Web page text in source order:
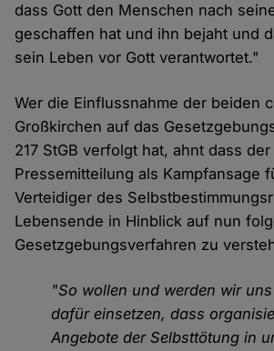
dass Gott den Menschen nach
geschaffen hat und ihn bejaht und
sein Leben vor Gott verantwortet."
Wer die Einflussnahme der beiden
Großkirchen auf das
217 StGB verfolgt hat, ahnt dass
Pressemitteilung als Kampfansage
Verteidiger des
Lebensende in Hinblick auf nun
Gesetzgebungsverfahren zu
"So wollen und werden wir
dafür einsetzen, dass
Angebote der Selbsttötung in